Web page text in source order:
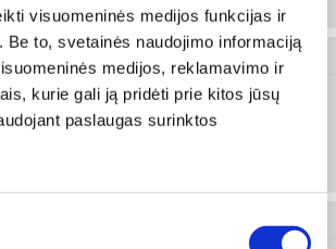
visuomeninės medijos funkcijas ir
Be to, svetainės naudojimo informaciją
medijos, reklamavimo ir
kurie gali ją pridėti prie kitos jūsų
paslaugas surinktos